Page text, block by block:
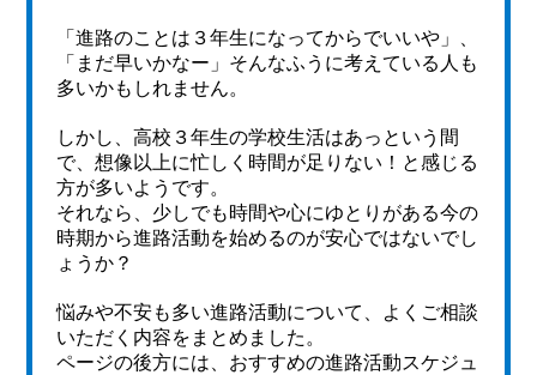
「進路のことは３年生になってからでいいや」、
「まだ早いかなー」そんなふうに考えている人も
多いかもしれません。
しかし、高校３年生の学校生活はあっという間
で、想像以上に忙しく時間が足りない！と感じる
方が多いようです。
それなら、少しでも時間や心にゆとりがある今の
時期から進路活動を始めるのが安心ではないでし
ょうか？
悩みや不安も多い進路活動について、よくご相談
いただく内容をまとめました。
ページの後方には、おすすめの進路活動スケジュ